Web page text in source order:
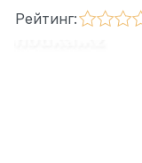
Рейтинг: